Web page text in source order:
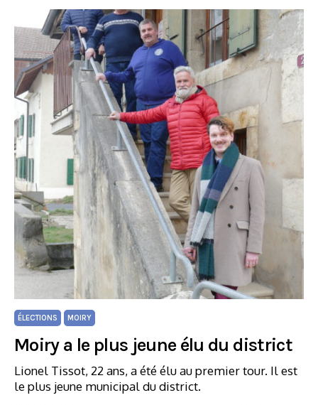
ÉLECTIONS MOIRY
Moiry a le plus jeune élu du district
Lionel Tissot, 22 ans, a été élu au premier tour. Il est
le plus jeune municipal du district.